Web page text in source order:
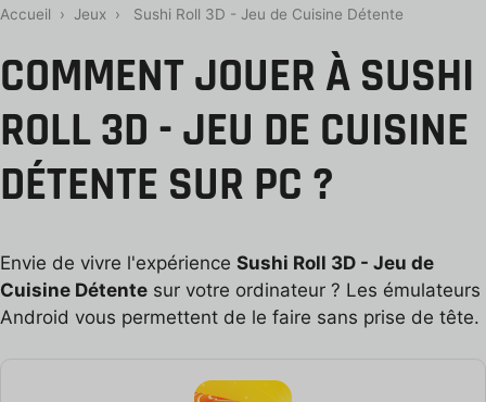
Accueil › Jeux › Sushi Roll 3D - Jeu de Cuisine Détente
COMMENT JOUER À SUSHI
ROLL 3D - JEU DE CUISINE
DÉTENTE SUR PC ?
Envie de vivre l'expérience Sushi Roll 3D - Jeu de
Cuisine Détente sur votre ordinateur ? Les émulateurs
Android vous permettent de le faire sans prise de tête.